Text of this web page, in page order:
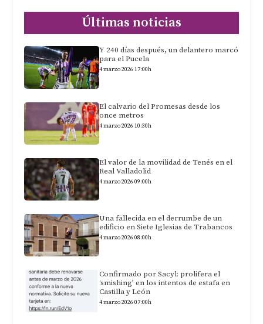
Últimas noticias
Y 240 días después, un delantero marcó
para el Pucela
4 marzo 2026 17:00h
El calvario del Promesas desde los
once metros
4 marzo 2026 10:30h
El valor de la movilidad de Tenés en el
Real Valladolid
4 marzo 2026 09:00h
Una fallecida en el derrumbe de un
edificio en Siete Iglesias de Trabancos
4 marzo 2026 08:00h
Confirmado por Sacyl: prolifera el
‘smishing’ en los intentos de estafa en
Castilla y León
4 marzo 2026 07:00h